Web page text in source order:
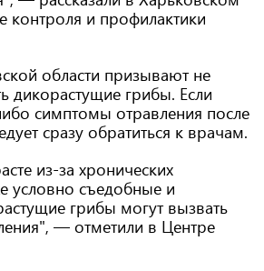
контроля и профилактики
области призывают не
дикорастущие грибы. Если
симптомы отравления после
сразу обратиться к врачам.
из-за хронических
условно съедобные и
грибы могут вызвать
— отметили в Центре